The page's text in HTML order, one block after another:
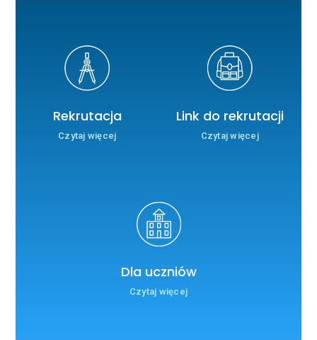
Rekrutacja
Czytaj więcej
Link do rekrutacji
Czytaj więcej
Dla uczniów
Czytaj więcej